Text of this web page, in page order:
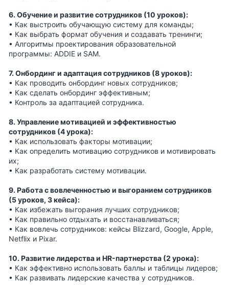
6. Обучение и развитие сотрудников (10 уроков):
• Как выстроить обучающую систему для команды;
• Как выбрать формат обучения и создавать тренинги;
• Алгоритмы проектирования образовательной
программы: ADDIE и SAM.
7. Онбординг и адаптация сотрудников (8 уроков):
• Как проводить онбординг новых сотрудников;
• Как сделать онбординг эффективным;
• Контроль за адаптацией сотрудника.
8. Управление мотивацией и эффективностью
сотрудников (4 урока):
• Как использовать факторы мотивации;
• Как определить мотивацию сотрудников и мотивировать
их;
• Как разработать систему мотивации.
9. Работа с вовлеченностью и выгоранием сотрудников
(5 уроков, 3 кейса):
• Как избежать выгорания лучших сотрудников;
• Как правильно отдыхать и восстанавливаться;
• Как вовлечь сотрудников: кейсы Blizzard, Google, Apple,
Netflix и Pixar.
10. Развитие лидерства и HR-партнерства (2 урока):
• Как эффективно использовать баллы и таблицы лидеров;
• Как развивать лидерские качества у сотрудников.